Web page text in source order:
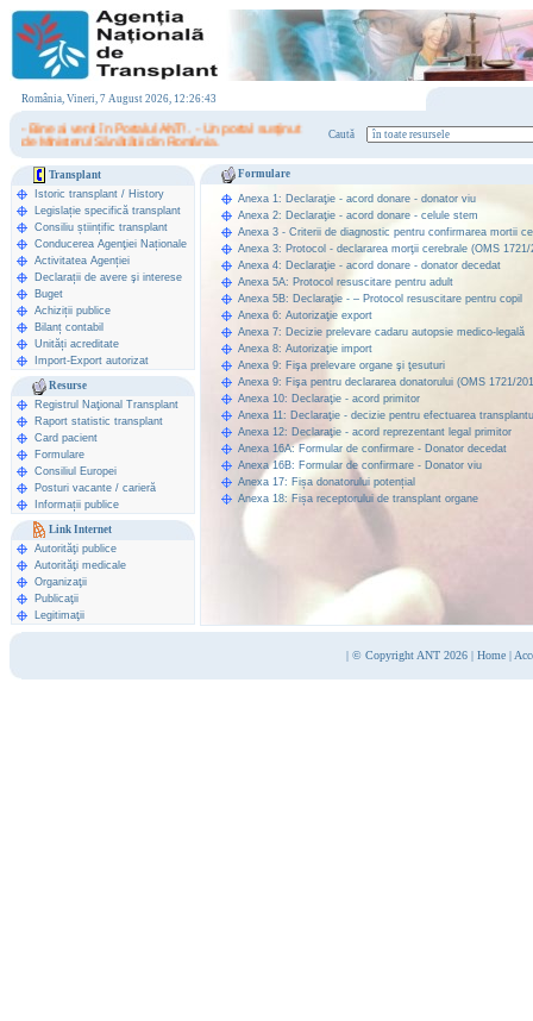
România, Vineri, 7 August 2026, 12:26:43
- Bine ai venit în Portalul ANT! . - Un portal susţinut
de Ministerul Sănătăţii din România.
Caută
Transplant
Istoric transplant / History
Legislație specifică transplant
Consiliu științific transplant
Conducerea Agenţiei Naționale
Activitatea Agenției
Declarații de avere şi interese
Buget
Achiziții publice
Bilanț contabil
Unități acreditate
Import-Export autorizat
Resurse
Registrul Naţional Transplant
Raport statistic transplant
Card pacient
Formulare
Consiliul Europei
Posturi vacante / carieră
Informații publice
Link Internet
Autorităţi publice
Autorităţi medicale
Organizaţii
Publicaţii
Legitimaţii
Formulare
Anexa 1: Declaraţie - acord donare - donator viu
Anexa 2: Declaraţie - acord donare - celule stem
Anexa 3 - Criterii de diagnostic pentru confirmarea mortii
Anexa 3: Protocol - declararea morţii cerebrale (OMS 1721/
Anexa 4: Declaraţie - acord donare - donator decedat
Anexa 5A: Protocol resuscitare pentru adult
Anexa 5B: Declaraţie - – Protocol resuscitare pentru copil
Anexa 6: Autorizaţie export
Anexa 7: Decizie prelevare cadaru autopsie medico-legală
Anexa 8: Autorizaţie import
Anexa 9: Fişa prelevare organe şi ţesuturi
Anexa 9: Fişa pentru declararea donatorului (OMS 1721/
Anexa 10: Declaraţie - acord primitor
Anexa 11: Declaraţie - decizie pentru efectuarea
Anexa 12: Declaraţie - acord reprezentant legal primitor
Anexa 16A: Formular de confirmare - Donator decedat
Anexa 16B: Formular de confirmare - Donator viu
Anexa 17: Fișa donatorului potențial
Anexa 18: Fișa receptorului de transplant organe
| © Copyright ANT 2026 | Home |